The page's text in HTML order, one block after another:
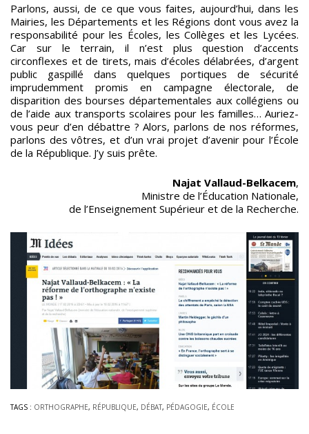
Parlons, aussi, de ce que vous faites, aujourd’hui, dans les
Mairies, les Départements et les Régions dont vous avez la
responsabilité pour les Écoles, les Collèges et les Lycées.
Car sur le terrain, il n’est plus question d’accents
circonflexes et de tirets, mais d’écoles délabrées, d’argent
public gaspillé dans quelques portiques de sécurité
imprudemment promis en campagne électorale, de
disparition des bourses départementales aux collégiens ou
de l’aide aux transports scolaires pour les familles… Auriez-
vous peur d’en débattre ? Alors, parlons de nos réformes,
parlons des vôtres, et d’un vrai projet d’avenir pour l’École
de la République. J’y suis prête.
Najat Vallaud-Belkacem,
Ministre de l’Éducation Nationale,
de l’Enseignement Supérieur et de la Recherche.
TAGS : ORTHOGRAPHE, RÉPUBLIQUE, DÉBAT, PÉDAGOGIE, ÉCOLE